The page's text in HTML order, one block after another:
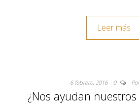
Leer más
6 febrero, 2016 0 Por
¿Nos ayudan